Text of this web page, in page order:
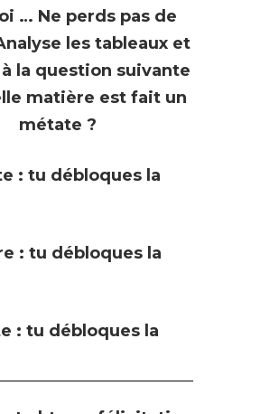
… Ne perds pas de
les tableaux et
la question suivante
matière est fait un
métate ?
: tu débloques la
: tu débloques la
: tu débloques la